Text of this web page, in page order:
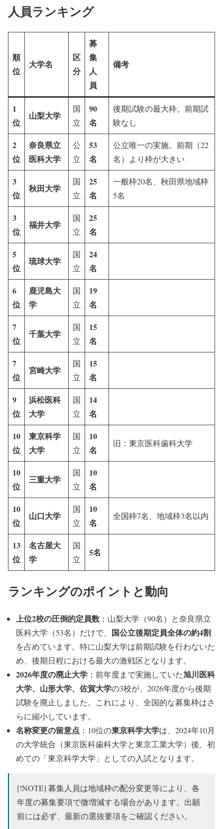
人員ランキング
順
位
大学名
区
分
募
集
人
員
備考
1
位
山梨大学
国
立
90
名
後期試験の最大枠。前期試
験なし
2
位
奈良県立
医科大学
公
立
53
名
公立唯一の実施。前期（22
名）より枠が大きい
3
位
秋田大学
国
立
25
名
一般枠20名、秋田県地域枠
5名
3
位
福井大学
国
立
25
名
5
位
琉球大学
国
立
24
名
6
位
鹿児島大
学
国
立
19
名
7
位
千葉大学
国
立
15
名
7
位
宮崎大学
国
立
15
名
9
位
浜松医科
大学
国
立
14
名
10
位
東京科学
大学
国
立
10
名
旧：東京医科歯科大学
10
位
三重大学
国
立
10
名
10
位
山口大学
国
立
10
名
全国枠7名、地域枠3名以内
13
位
名古屋大
学
国
立
5名
ランキングのポイントと動向
上位2校の圧倒的定員数 ：山梨大学（90名）と奈良県立
医科大学（53名）だけで、 国公立後期定員全体の約4割
を占めています。特に山梨大学は前期試験を行わないた
め、後期日程における最大の激戦区となります。
2026年度の廃止大学 ：前年度まで実施していた旭川医科
大学、山形大学、佐賀大学の3校が、2026年度から後期
試験を廃止しました。これにより、全国的な募集枠はさ
らに縮小しています。
名称変更の留意点 ：10位の東京科学大学は、2024年10月
の大学統合（東京医科歯科大学と東京工業大学）後、初
めての「東京科学大学」としての入試となります。
[!NOTE] 募集人員は地域枠の配分変更等により、各
年度の募集要項で微増減する場合があります。出願
前には必ず、最新の選抜要項をご確認ください。